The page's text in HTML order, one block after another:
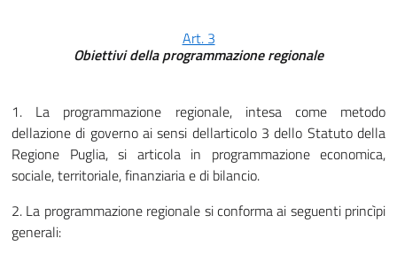
Art. 3
Obiettivi della programmazione regionale
1. La programmazione regionale, intesa come metodo
dellazione di governo ai sensi dellarticolo 3 dello Statuto della
Regione Puglia, si articola in programmazione economica,
sociale, territoriale, finanziaria e di bilancio.
2. La programmazione regionale si conforma ai seguenti princìpi
generali: